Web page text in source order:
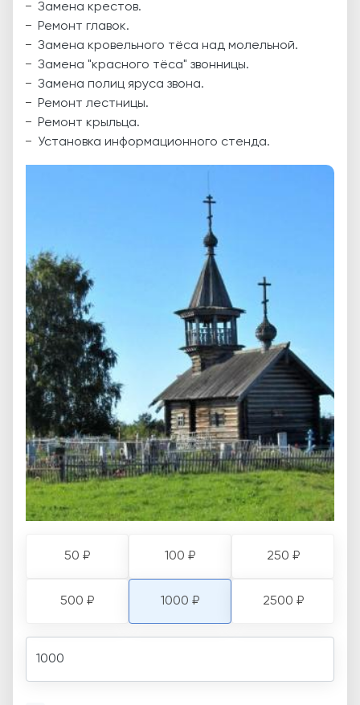
Замена крестов.
Ремонт главок.
Замена кровельного тёса над молельной.
Замена "красного тёса" звонницы.
Замена полиц яруса звона.
Ремонт лестницы.
Ремонт крыльца.
Установка информационного стенда.
50 ₽ 100 ₽ 250 ₽
500 ₽ 1000 ₽ 2500 ₽